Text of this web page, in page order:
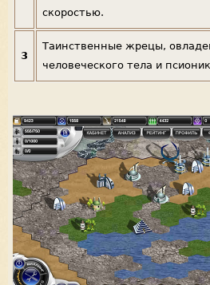
скоростью.
3
Таинственные жрецы,
человеческого тела и